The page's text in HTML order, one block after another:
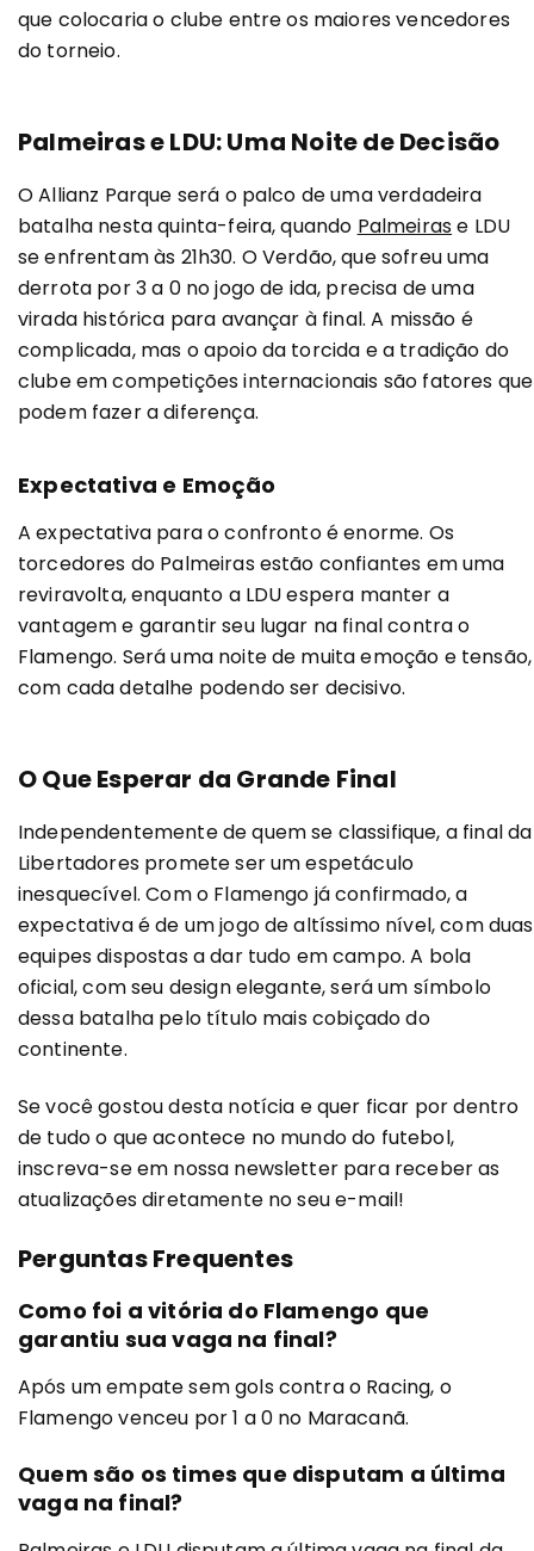
que colocaria o clube entre os maiores vencedores
do torneio.
Palmeiras e LDU: Uma Noite de Decisão
O Allianz Parque será o palco de uma verdadeira
batalha nesta quinta-feira, quando Palmeirase LDU
se enfrentam às 21h30. O Verdão, que sofreu uma
derrota por 3 a 0 no jogo de ida, precisa de uma
virada histórica para avançar à final. A missão é
complicada, mas o apoio da torcida e a tradição do
clube em competições internacionais são fatores que
podem fazer a diferença.
Expectativa e Emoção
A expectativa para o confronto é enorme. Os
torcedores do Palmeiras estão confiantes em uma
reviravolta, enquanto a LDU espera manter a
vantagem e garantir seu lugar na final contra o
Flamengo. Será uma noite de muita emoção e tensão,
com cada detalhe podendo ser decisivo.
O Que Esperar da Grande Final
Independentemente de quem se classifique, a final da
Libertadores promete ser um espetáculo
inesquecível. Com o Flamengo já confirmado, a
expectativa é de um jogo de altíssimo nível, com duas
equipes dispostas a dar tudo em campo. A bola
oficial, com seu design elegante, será um símbolo
dessa batalha pelo título mais cobiçado do
continente.
Se você gostou desta notícia e quer ficar por dentro
de tudo o que acontece no mundo do futebol,
inscreva-se em nossa newsletter para receber as
atualizações diretamente no seu e-mail!
Perguntas Frequentes
Como foi a vitória do Flamengo que
garantiu sua vaga na final?
Após um empate sem gols contra o Racing, o
Flamengo venceu por 1 a 0 no Maracanã.
Quem são os times que disputam a última
vaga na final?